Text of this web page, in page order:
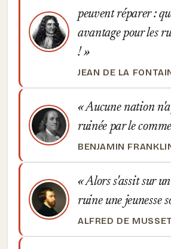
peuvent réparer :
avantage pour les
!
JEAN DE LA
Aucune nation
ruinée par le
BENJAMIN
Alors s'assit sur
ruine une jeunesse
ALFRED DE MUSSET